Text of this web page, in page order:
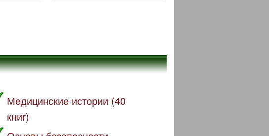
Медицинские истории (40
книг)